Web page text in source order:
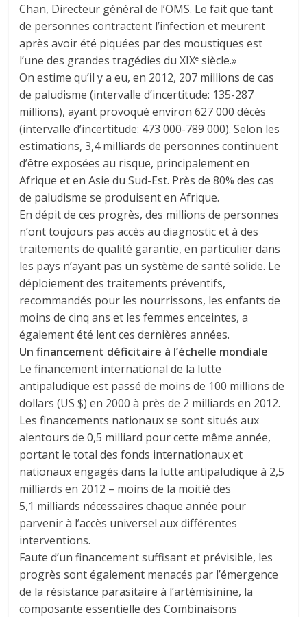
Chan, Directeur général de l’OMS. Le fait que tant
de personnes contractent l’infection et meurent
après avoir été piquées par des moustiques est
l’une des grandes tragédies du XIXe siècle.»
On estime qu’il y a eu, en 2012, 207 millions de cas
de paludisme (intervalle d’incertitude: 135-287
millions), ayant provoqué environ 627 000 décès
(intervalle d’incertitude: 473 000-789 000). Selon les
estimations, 3,4 milliards de personnes continuent
d’être exposées au risque, principalement en
Afrique et en Asie du Sud-Est. Près de 80% des cas
de paludisme se produisent en Afrique.
En dépit de ces progrès, des millions de personnes
n’ont toujours pas accès au diagnostic et à des
traitements de qualité garantie, en particulier dans
les pays n’ayant pas un système de santé solide. Le
déploiement des traitements préventifs,
recommandés pour les nourrissons, les enfants de
moins de cinq ans et les femmes enceintes, a
également été lent ces dernières années.
Un financement déficitaire à l’échelle mondiale
Le financement international de la lutte
antipaludique est passé de moins de 100 millions de
dollars (US $) en 2000 à près de 2 milliards en 2012.
Les financements nationaux se sont situés aux
alentours de 0,5 milliard pour cette même année,
portant le total des fonds internationaux et
nationaux engagés dans la lutte antipaludique à 2,5
milliards en 2012 – moins de la moitié des
5,1 milliards nécessaires chaque année pour
parvenir à l’accès universel aux différentes
interventions.
Faute d’un financement suffisant et prévisible, les
progrès sont également menacés par l’émergence
de la résistance parasitaire à l’artémisinine, la
composante essentielle des Combinaisons